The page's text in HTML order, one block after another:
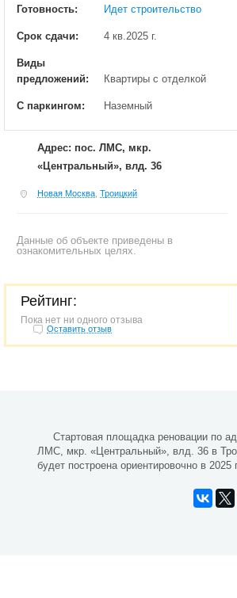
Готовность: Идет строительство
Срок сдачи: 4 кв.2025 г.
Виды
предложений:
Квартиры с отделкой
С паркингом: Наземный
Адрес: пос. ЛМС, мкр.
«Центральный», влд. 36
Новая Москва Троицкий
Данные об объекте приведены в
ознакомительных целях.
Рейтинг:
Пока нет ни одного отзыва
Оставить отзыв
Стартовая площадка реновации по
ЛМС, мкр. «Центральный», влд. 36 в
будет построена ориентировочно в 2025